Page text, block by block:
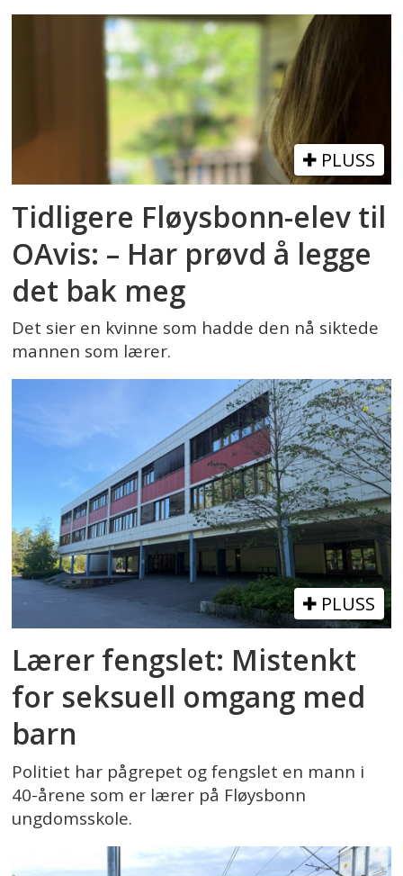
PLUSS
Tidligere Fløysbonn-elev til
OAvis: – Har prøvd å legge
det bak meg
Det sier en kvinne som hadde den nå siktede
mannen som lærer.
PLUSS
Lærer fengslet: Mistenkt
for seksuell omgang med
barn
Politiet har pågrepet og fengslet en mann i
40-årene som er lærer på Fløysbonn
ungdomsskole.